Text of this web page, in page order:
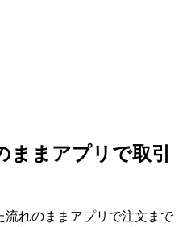
ままアプリで取引
流れのままアプリで注文まで